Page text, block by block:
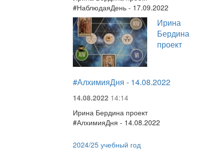
#НаблюдаяДень - 17.09.2022
Ирина
Бердина
проект
#АлхимияДня - 14.08.2022
14.08.2022 14:14
Ирина Бердина проект
#АлхимияДня - 14.08.2022
2024/25 учебный год